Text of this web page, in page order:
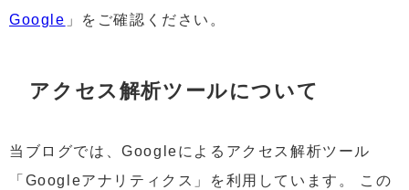
Google 」をご確認ください。
アクセス解析ツールについて
当ブログでは、Googleによるアクセス解析ツール
「Googleアナリティクス」を利用しています。 この